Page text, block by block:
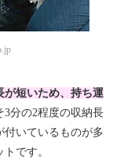
が短いため、持ち運
3分の2程度の収納長
付いているものが多
です。